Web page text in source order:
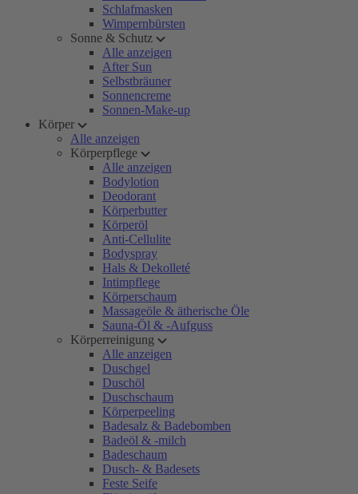
Schlafmasken
Wimpernbürsten
Sonne & Schutz
Alle anzeigen
After Sun
Selbstbräuner
Sonnencreme
Sonnen-Make-up
Körper
Alle anzeigen
Körperpflege
Alle anzeigen
Bodylotion
Deodorant
Körperbutter
Körperöl
Anti-Cellulite
Bodyspray
Hals & Dekolleté
Intimpflege
Körperschaum
Massageöle & ätherische Öle
Sauna-Öl & -Aufguss
Körperreinigung
Alle anzeigen
Duschgel
Duschöl
Duschschaum
Körperpeeling
Badesalz & Badebomben
Badeöl & -milch
Badeschaum
Dusch- & Badesets
Feste Seife